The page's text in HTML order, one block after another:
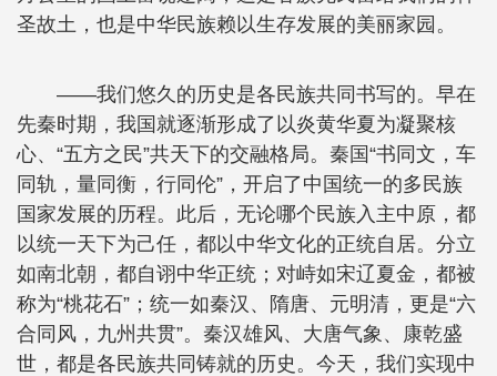
圣故土，也是中华民族赖以生存发展的美丽家园。
——我们悠久的历史是各民族共同书写的。早在
先秦时期，我国就逐渐形成了以炎黄华夏为凝聚核
心、“五方之民”共天下的交融格局。秦国“书同文，车
同轨，量同衡，行同伦”，开启了中国统一的多民族
国家发展的历程。此后，无论哪个民族入主中原，都
以统一天下为己任，都以中华文化的正统自居。分立
如南北朝，都自诩中华正统；对峙如宋辽夏金，都被
称为“桃花石”；统一如秦汉、隋唐、元明清，更是“六
合同风，九州共贯”。秦汉雄风、大唐气象、康乾盛
世，都是各民族共同铸就的历史。今天，我们实现中